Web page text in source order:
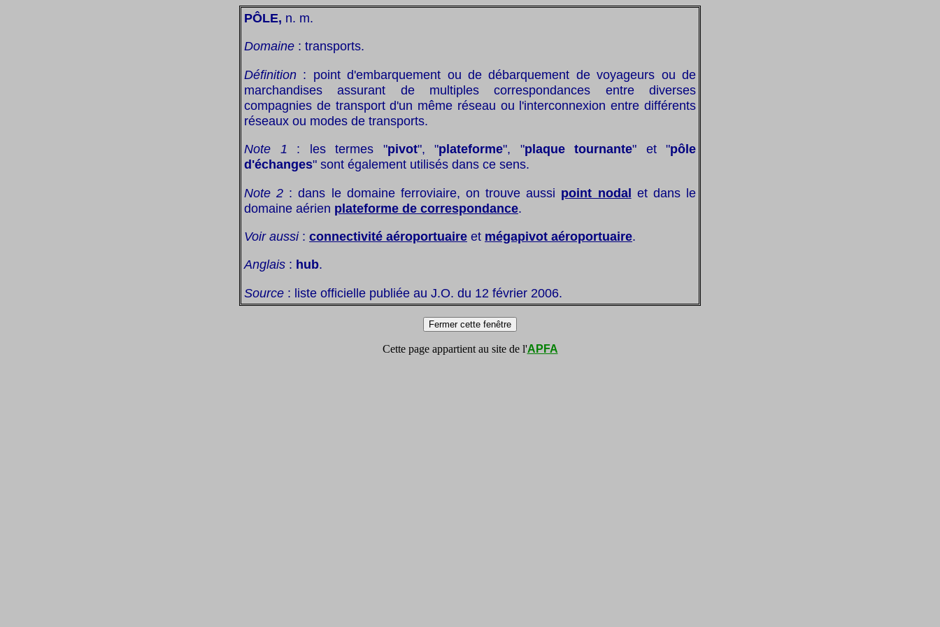
PÔLE, n. m.
Domaine : transports.
Définition : point d'embarquement ou de débarquement de voyageurs ou de
marchandises assurant de multiples correspondances entre diverses
compagnies de transport d'un même réseau ou l'interconnexion entre différents
réseaux ou modes de transports.
Note 1 : les termes "pivot", "plateforme", "plaque tournante" et "pôle
d'échanges" sont également utilisés dans ce sens.
Note 2 : dans le domaine ferroviaire, on trouve aussi point nodal et dans le
domaine aérien plateforme de correspondance.
Voir aussi: connectivité aéroportuaire et mégapivot aéroportuaire.
Anglais : hub.
Source : liste officielle publiée au J.O. du 12 février 2006.
Cette page appartient au site de l'APFA